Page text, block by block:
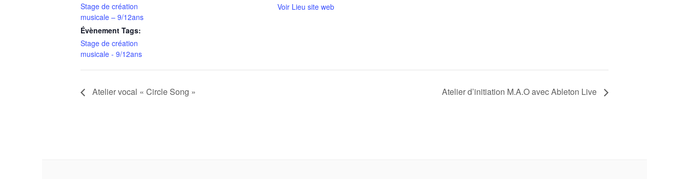
Stage de création
musicale – 9/12ans
Évènement Tags:
Stage de création
musicale - 9/12ans
Voir Lieu site web
Atelier vocal « Circle Song » Atelier d’initiation M.A.O avec Ableton Live